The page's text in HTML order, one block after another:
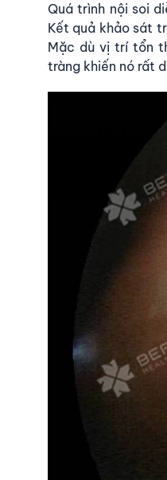
Quá trình nội soi
Kết quả khảo sát
Mặc dù vị trí tổn
tràng khiến nó rất